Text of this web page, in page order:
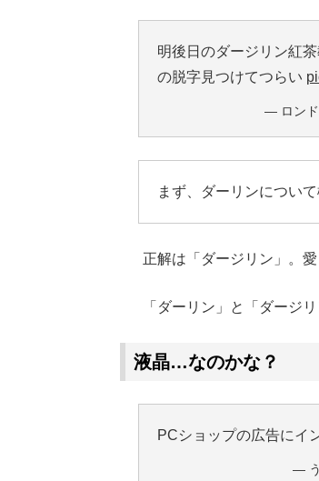
明後日のダージリン紅
の脱字見つけてつらい
— ロンド
まず、ダーリンについ
正解は「ダージリン」。
「ダーリン」と「ダージ
液晶…なのかな？
PCショップの広告にイ
—